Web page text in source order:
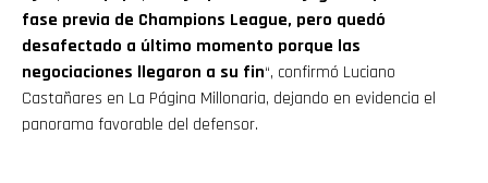
fase previa de Champions League, pero quedó
desafectado a último momento porque las
negociaciones llegaron a su fin“, confirmó Luciano
Castañares en La Página Millonaria, dejando en evidencia el
panorama favorable del defensor.